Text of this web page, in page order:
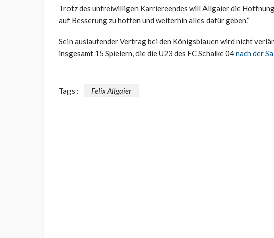
Trotz des unfreiwilligen Karriereendes will Allgaier die
auf Besserung zu hoffen und weiterhin alles dafür geben.“
Sein auslaufender Vertrag bei den Königsblauen wird nicht
insgesamt 15 Spielern, die die U23 des FC Schalke 04nach der
Tags : Felix Allgaier